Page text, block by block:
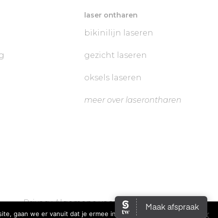
laser ontharen
bikinilijn laseren
gezicht laseren
oksels laseren
meer over laserontharen
Privacy Algemene voorwaarden
gaan we er vanuit dat je ermee instemt. Privacybeleid